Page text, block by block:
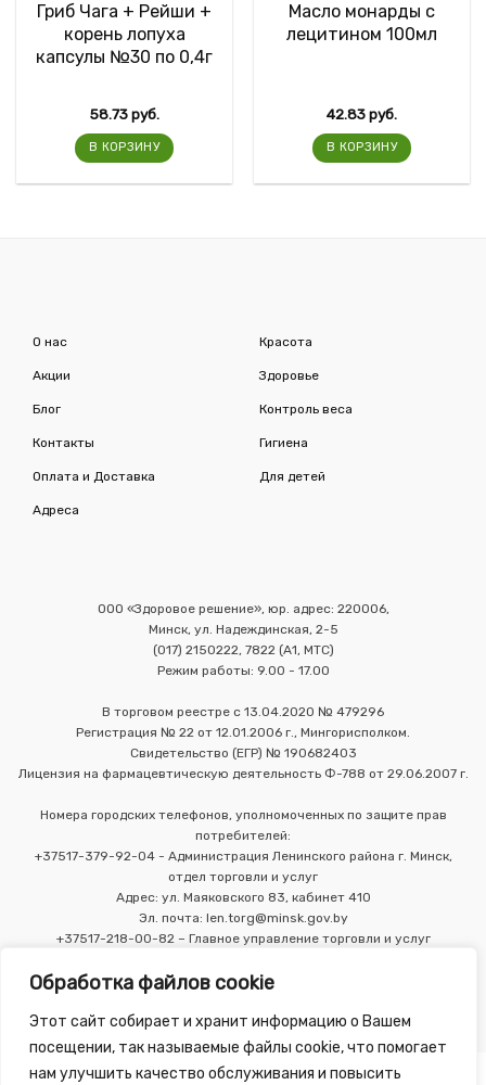
Обработка файлов cookie
Этот сайт собирает и хранит информацию о Вашем
посещении, так называемые файлы cookie, что помогает
нам улучшить качество обслуживания и повысить
Гриб Чага + Рейши +
корень лопуха
капсулы №30 по 0,4г
58.73руб.
В КОРЗИНУ
Масло монарды с
лецитином 100мл
42.83руб.
В КОРЗИНУ
О нас
Акции
Блог
Контакты
Оплата и Доставка
Адреса
Красота
Здоровье
Контроль веса
Гигиена
Для детей
ООО «Здоровое решение», юр. адрес: 220006,
Минск, ул. Надеждинская, 2-5
(017) 2150222, 7822 (А1, МТС)
Режим работы: 9.00 - 17.00
В торговом реестре с 13.04.2020 № 479296
Регистрация № 22 от 12.01.2006 г., Мингорисполком.
Свидетельство (ЕГР) № 190682403
Лицензия на фармацевтическую деятельность Ф-788 от 29.06.2007 г.
Номера городских телефонов, уполномоченных по защите прав
потребителей:
+37517-379-92-04 - Администрация Ленинского района г. Минск,
отдел торговли и услуг
Адрес: ул. Маяковского 83, кабинет 410
Эл. почта: len.torg@minsk.gov.by
+37517-218-00-82 – Главное управление торговли и услуг